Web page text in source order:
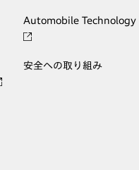
Automobile Technology
安全への取り組み